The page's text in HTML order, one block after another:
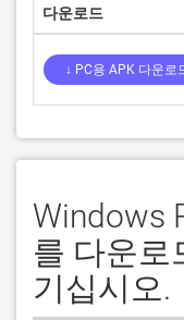
다운로드
↓ PC용 APK 다운로
Windows
를 다운로
기십시오.